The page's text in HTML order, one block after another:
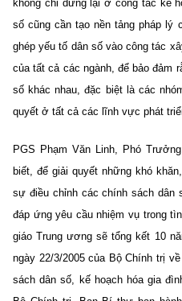
không chỉ dừng lại ở công tác kế
số cũng cần tạo nền tảng pháp lý
ghép yếu tố dân số vào công tác
của tất cả các ngành, để bảo đảm
số khác nhau, đặc biệt là các
quyết ở tất cả các lĩnh vực phát
PGS Phạm Văn Linh, Phó
biết, để giải quyết những khó
sự điều chỉnh các chính sách dân
đáp ứng yêu cầu nhiệm vụ trong
giáo Trung ương sẽ tổng kết 10
ngày 22/3/2005 của Bộ Chính trị
sách dân số, kế hoạch hóa gia